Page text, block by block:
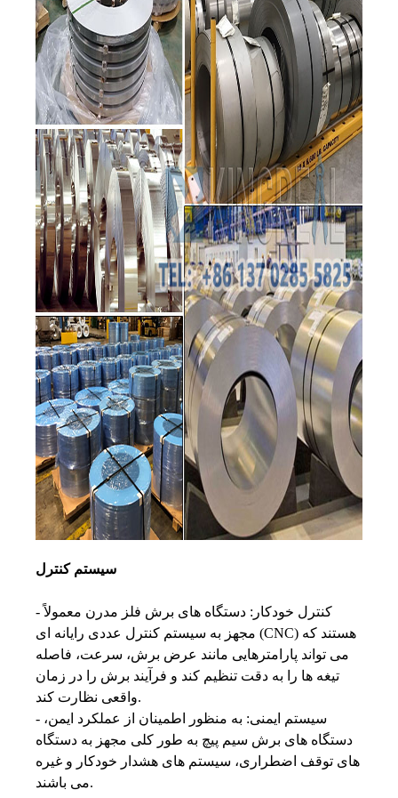
سیستم کنترل
- کنترل خودکار: دستگاه های برش فلز مدرن معمولاً
مجهز به سیستم کنترل عددی رایانه ای (CNC) هستند که
می تواند پارامترهایی مانند عرض برش، سرعت، فاصله
تیغه ها را به دقت تنظیم کند و فرآیند برش را در زمان
واقعی نظارت کند.
- سیستم ایمنی: به منظور اطمینان از عملکرد ایمن،
دستگاه های برش سیم پیچ به طور کلی مجهز به دستگاه
های توقف اضطراری، سیستم های هشدار خودکار و غیره
می باشند.